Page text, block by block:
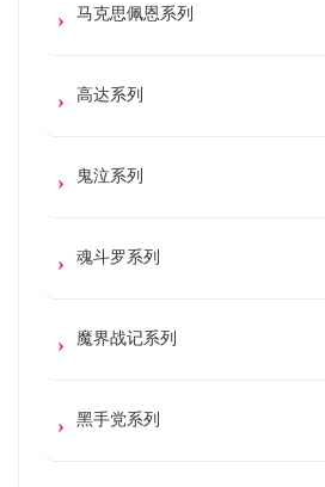
马克思佩恩系列
高达系列
鬼泣系列
魂斗罗系列
魔界战记系列
黑手党系列